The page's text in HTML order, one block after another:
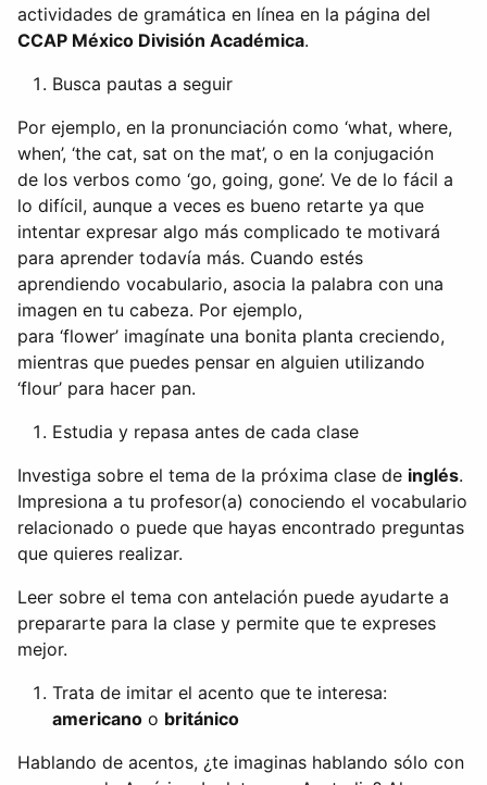
actividades de gramática en línea en la página del
CCAP México División Académica.
Busca pautas a seguir
Por ejemplo, en la pronunciación como ‘what, where,
when’, ‘the cat, sat on the mat’, o en la conjugación
de los verbos como ‘go, going, gone’. Ve de lo fácil a
lo difícil, aunque a veces es bueno retarte ya que
intentar expresar algo más complicado te motivará
para aprender todavía más. Cuando estés
aprendiendo vocabulario, asocia la palabra con una
imagen en tu cabeza. Por ejemplo,
para ‘flower’ imagínate una bonita planta creciendo,
mientras que puedes pensar en alguien utilizando
‘flour’ para hacer pan.
Estudia y repasa antes de cada clase
Investiga sobre el tema de la próxima clase de inglés.
Impresiona a tu profesor(a) conociendo el vocabulario
relacionado o puede que hayas encontrado preguntas
que quieres realizar.
Leer sobre el tema con antelación puede ayudarte a
prepararte para la clase y permite que te expreses
mejor.
Trata de imitar el acento que te interesa:
americano o británico
Hablando de acentos, ¿te imaginas hablando sólo con